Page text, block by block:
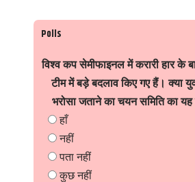
Polls
विश्व कप सेमीफाइनल में करारी हार के
टीम में बड़े बदलाव किए गए हैं। क्या
भरोसा जताने का चयन समिति का
हाँ
नहीं
पता नहीं
कुछ नहीं